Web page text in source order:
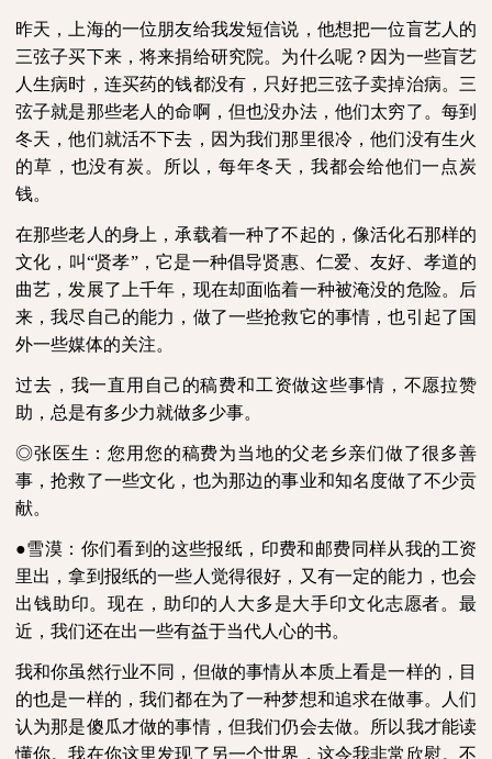
昨天，上海的一位朋友给我发短信说，他想把一位盲艺人的
三弦子买下来，将来捐给研究院。为什么呢？因为一些盲艺
人生病时，连买药的钱都没有，只好把三弦子卖掉治病。三
弦子就是那些老人的命啊，但也没办法，他们太穷了。每到
冬天，他们就活不下去，因为我们那里很冷，他们没有生火
的草，也没有炭。所以，每年冬天，我都会给他们一点炭
钱。
在那些老人的身上，承载着一种了不起的，像活化石那样的
文化，叫“贤孝”，它是一种倡导贤惠、仁爱、友好、孝道的
曲艺，发展了上千年，现在却面临着一种被淹没的危险。后
来，我尽自己的能力，做了一些抢救它的事情，也引起了国
外一些媒体的关注。
过去，我一直用自己的稿费和工资做这些事情，不愿拉赞
助，总是有多少力就做多少事。
◎张医生：您用您的稿费为当地的父老乡亲们做了很多善
事，抢救了一些文化，也为那边的事业和知名度做了不少贡
献。
●雪漠：你们看到的这些报纸，印费和邮费同样从我的工资
里出，拿到报纸的一些人觉得很好，又有一定的能力，也会
出钱助印。现在，助印的人大多是大手印文化志愿者。最
近，我们还在出一些有益于当代人心的书。
我和你虽然行业不同，但做的事情从本质上看是一样的，目
的也是一样的，我们都在为了一种梦想和追求在做事。人们
认为那是傻瓜才做的事情，但我们仍会去做。所以我才能读
懂你。我在你这里发现了另一个世界，这令我非常欣慰。不